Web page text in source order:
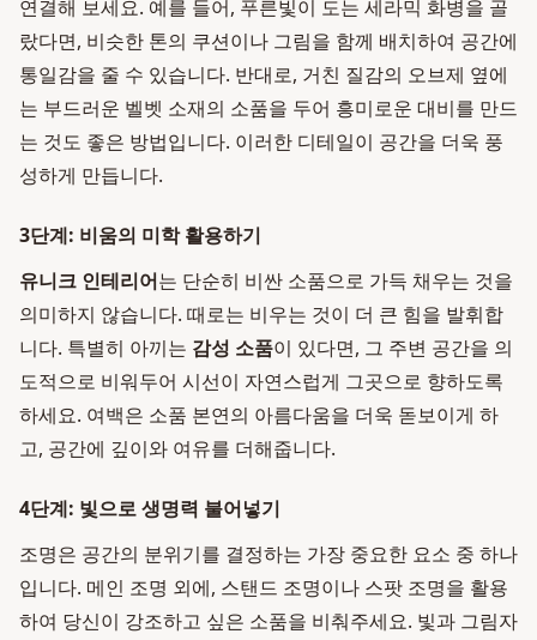
연결해 보세요. 예를 들어, 푸른빛이 도는 세라믹 화병을 골
랐다면, 비슷한 톤의 쿠션이나 그림을 함께 배치하여 공간에
통일감을 줄 수 있습니다. 반대로, 거친 질감의 오브제 옆에
는 부드러운 벨벳 소재의 소품을 두어 흥미로운 대비를 만드
는 것도 좋은 방법입니다. 이러한 디테일이 공간을 더욱 풍
성하게 만듭니다.
3단계: 비움의 미학 활용하기
유니크 인테리어는 단순히 비싼 소품으로 가득 채우는 것을
의미하지 않습니다. 때로는 비우는 것이 더 큰 힘을 발휘합
니다. 특별히 아끼는 감성 소품이 있다면, 그 주변 공간을 의
도적으로 비워두어 시선이 자연스럽게 그곳으로 향하도록
하세요. 여백은 소품 본연의 아름다움을 더욱 돋보이게 하
고, 공간에 깊이와 여유를 더해줍니다.
4단계: 빛으로 생명력 불어넣기
조명은 공간의 분위기를 결정하는 가장 중요한 요소 중 하나
입니다. 메인 조명 외에, 스탠드 조명이나 스팟 조명을 활용
하여 당신이 강조하고 싶은 소품을 비춰주세요. 빛과 그림자